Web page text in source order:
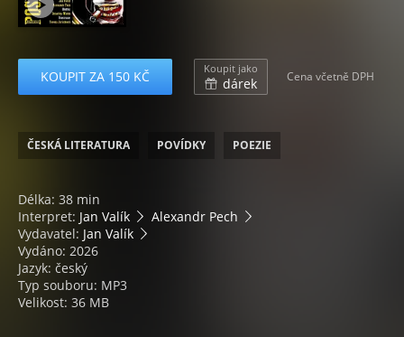
KOUPIT ZA 150 KČ Koupit jako
dárek Cena včetně DPH
ČESKÁ LITERATURA POVÍDKY POEZIE
Délka: 38 min
Interpret: Jan Valík
Alexandr Pech
Vydavatel: Jan Valík
Vydáno: 2026
Jazyk: český
Typ souboru: MP3
Velikost: 36 MB